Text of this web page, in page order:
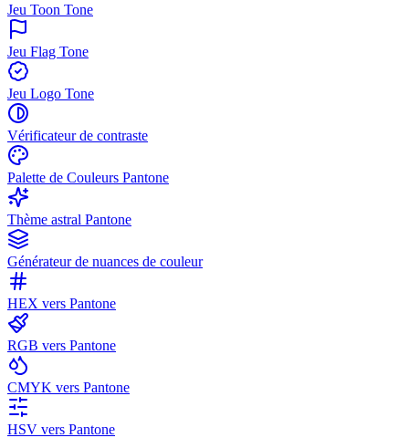
Jeu Toon Tone
Jeu Flag Tone
Jeu Logo Tone
Vérificateur de contraste
Palette de Couleurs Pantone
Thème astral Pantone
Générateur de nuances de couleur
HEX vers Pantone
RGB vers Pantone
CMYK vers Pantone
HSV vers Pantone